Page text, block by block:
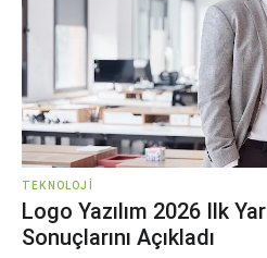
TEKNOLOJI
Logo Yazılım 2026 Ilk
Sonuçlarını Açıkladı